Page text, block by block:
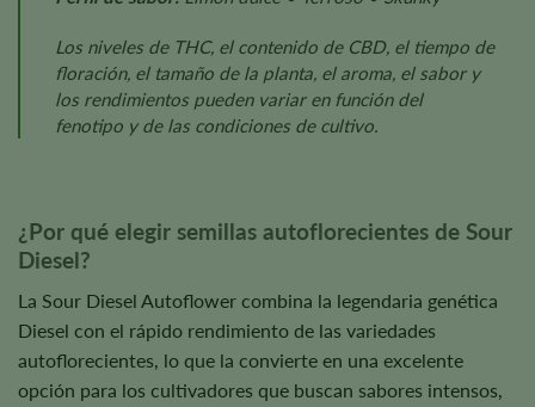
Los niveles de THC, el contenido de CBD, el tiempo de
floración, el tamaño de la planta, el aroma, el sabor y
los rendimientos pueden variar en función del
fenotipo y de las condiciones de cultivo.
¿Por qué elegir semillas autoflorecientes de Sour
Diesel?
La Sour Diesel Autoflower combina la legendaria genética
Diesel con el rápido rendimiento de las variedades
autoflorecientes, lo que la convierte en una excelente
opción para los cultivadores que buscan sabores intensos,